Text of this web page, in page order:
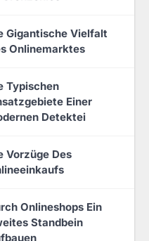
Gigantische Vielfalt
Onlinemarktes
Typischen
Einer
Detektei
Vorzüge Des
Onlineshops Ein
Standbein